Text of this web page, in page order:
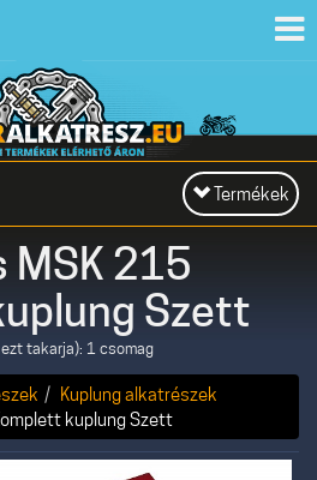
Toggle
navigation
Termékek
MSK 215
Szett
takarja): 1 csomag
Kuplung alkatrészek
kuplung Szett